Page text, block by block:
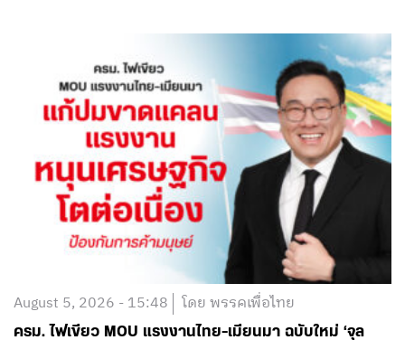
August 5, 2026 - 15:48 โดย พรรคเพื่อไทย
ครม. ไฟเขียว MOU แรงงานไทย-เมียนมา ฉบับใหม่ ‘จุล